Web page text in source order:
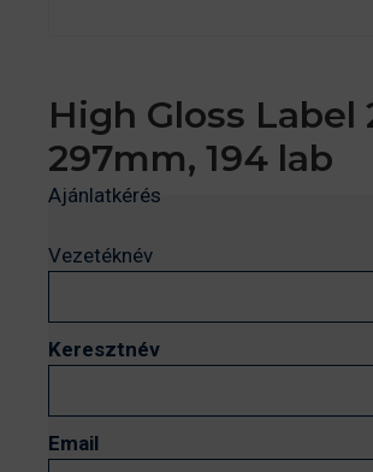
High Gloss Label
297mm, 194 lab
Ajánlatkérés
Vezetéknév
Keresztnév
Email